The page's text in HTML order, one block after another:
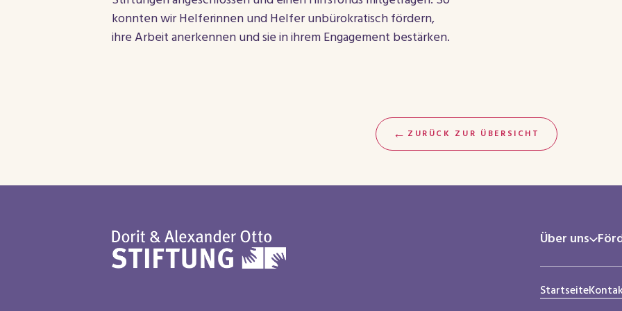
konnten wir Helferinnen und Helfer unbürokratisch fördern,
ihre Arbeit anerkennen und sie in ihrem Engagement bestärken.
← ZURÜCK ZUR ÜBERSICHT
Über uns
Startseite